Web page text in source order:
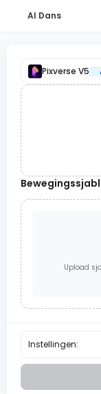
AI Dans
Pixverse V5
Upload
Instellingen: